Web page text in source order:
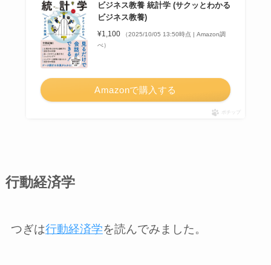
ビジネス教養 統計学 (サクッとわかる
ビジネス教養)
¥1,100
（2025/10/05 13:50時点 | Amazon調
べ）
Amazonで購入する
ポチップ
行動経済学
つぎは行動経済学を読んでみました。